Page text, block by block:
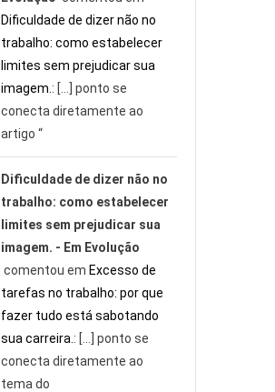
Dificuldade de dizer não no
trabalho: como estabelecer
limites sem prejudicar sua
imagem. : […] ponto se
conecta diretamente ao
artigo “
Dificuldade de dizer não no
trabalho: como estabelecer
limites sem prejudicar sua
imagem. - Em Evolução
comentou em Excesso de
tarefas no trabalho: por que
fazer tudo está sabotando
sua carreira. : […] ponto se
conecta diretamente ao
tema do